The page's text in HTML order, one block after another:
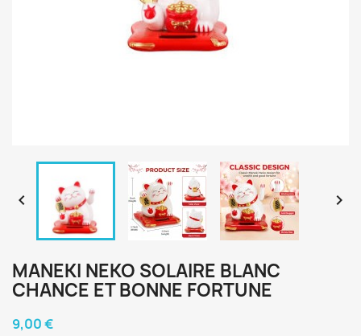
 
MANEKI NEKO SOLAIRE BLANC
CHANCE ET BONNE FORTUNE
9,00 €